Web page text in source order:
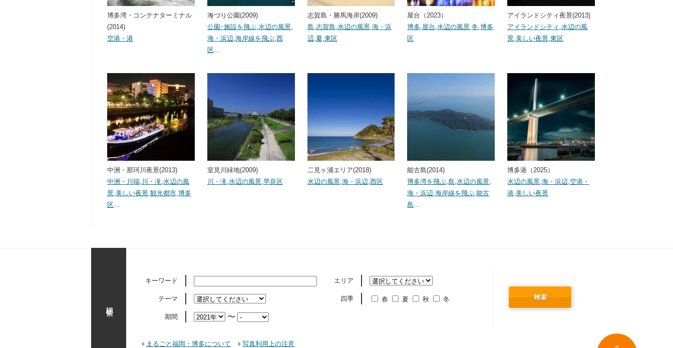
博多湾・コンテナターミナル
(2014)
空港・港
海づり公園(2009)
公園･施設を飛ぶ, 水辺の風景,
海・浜辺 海岸線を飛ぶ, 西
区…
志賀島・勝馬海岸(2009)
島 志賀島 水辺の風景, 海・浜
辺 夏 東区
屋台（2023）
博多 屋台 ,水辺の風景 ,冬 ,博多
区
アイランドシティ夜景(2013)
アイランドシティ ,水辺の風
景 ,美しい夜景 ,東区
中洲・那珂川夜景(2013)
中洲・川端 川・滝 水辺の風
景 美しい夜景 観光都市 博多
区
室見川緑地(2009)
川・滝 水辺の風景, 早良区
二見ヶ浦エリア(2018)
水辺の風景, 海・浜辺 西区
能古島(2014)
博多湾を飛ぶ ,島 ,水辺の風景
海・浜辺 ,海岸線を飛ぶ ,能古
島
博多港（2025）
水辺の風景 ,海・浜辺 空港・
港 ,美しい夜景
キーワード エリア
テーマ 四季 春 夏 秋 冬
期間 〜
検索
まるごと福岡・博多について 写真利用上の注意